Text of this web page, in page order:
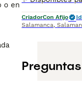
o en el
CriadorCon Afijo
Salamanca,